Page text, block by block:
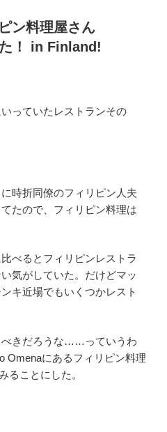
ン料理屋さん
！ in Finland!
っていたレストランその
時折同僚のフィリピン人夫
たので、フィリピン料理は
べるとフィリピンレストラ
気がしていた。だけどマッ
キ近場でもいくつかレスト
べきだろうな……っていうわ
Omenaにあるフィリピン料理
ることにした。